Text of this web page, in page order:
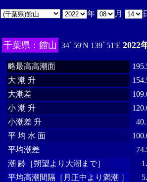
年 月
千葉県：館山 34ﾟ59'N 139ﾟ51'E 2022
略最高高潮面
大 潮 升
大潮差
小 潮 升
小潮差 升
平 均 水 面
平均潮差
潮 齢［朔望より大潮まで］
平均高潮間隔［月正中より満潮 ］